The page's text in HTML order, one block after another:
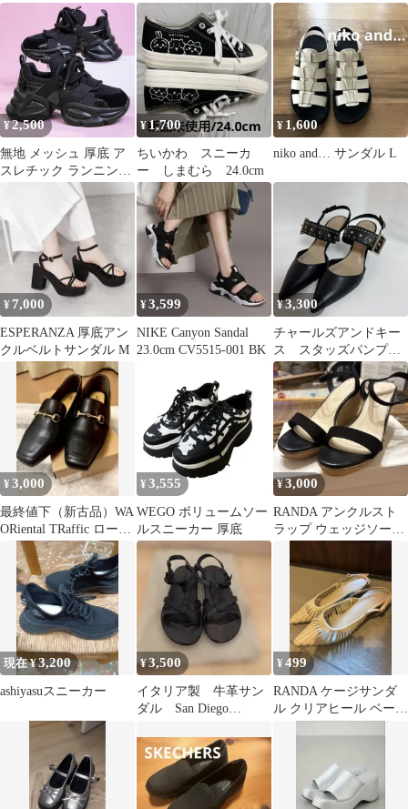
エナメル ネイビー
22cm 日本製
ー スウェードベージュ
Lサイズ
¥2,500
無地 メッシュ 厚底 ア
スレチック ランニング
シューズ ダッドスニー
¥1,700
ちいかわ スニーカ
ー しまむら 24.0cm
¥ 1,600
niko and… サンダル L
¥ 7,000
ESPERANZA 厚底アン
クルベルトサンダル M
¥3,599
NIKE Canyon Sandal
23.0cm CV5515-001 BK
¥3,300
チャールズアンドキー
ス スタッズパンプス
ブラック
¥3,000
最終値下（新古品）WA
ORiental TRaffic ローフ
ァー ブラック
¥ 3,555
WEGO ボリュームソー
ルスニーカー 厚底
¥3,000
RANDA アンクルスト
ラップ ウェッジソール
現在 ¥3,200
ashiyasuスニーカー
¥3,500
イタリア製 牛革サン
ダル San Diego
¥499
RANDA ケージサンダ
ル クリアヒール ベージ